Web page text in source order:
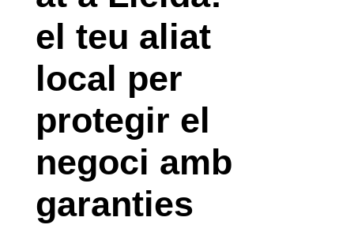
el teu aliat
local per
protegir el
negoci amb
garanties